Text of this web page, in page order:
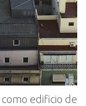
edificio de